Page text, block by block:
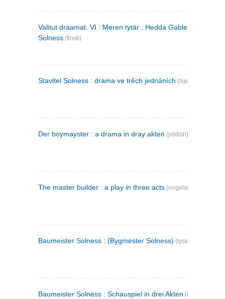
Valitut draamat. VI : Meren tytär ; Hedda Gabler ;
Solness (finsk)
Stavitel Solness : drama ve trěch jednáních (tsjekkisk)
Der boymayster : a drama in dray akten (jiddish)
The master builder : a play in three acts (engelsk)
Baumeister Solness : (Bygmester Solness) (tysk)
Baumeister Solness : Schauspiel in drei Akten (tysk)